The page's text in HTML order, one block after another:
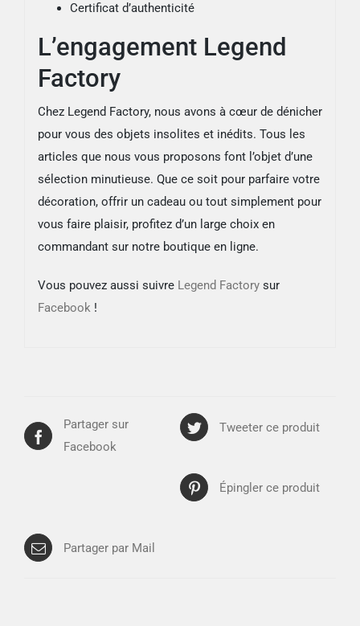
Certificat d’authenticité
L’engagement Legend
Factory
Chez Legend Factory, nous avons à cœur de dénicher
pour vous des objets insolites et inédits. Tous les
articles que nous vous proposons font l’objet d’une
sélection minutieuse. Que ce soit pour parfaire votre
décoration, offrir un cadeau ou tout simplement pour
vous faire plaisir, profitez d’un large choix en
commandant sur notre boutique en ligne.
Vous pouvez aussi suivre Legend Factorysur
Facebook!
Partager sur
Facebook
Tweeter ce produit
Épingler ce produit
Partager par Mail